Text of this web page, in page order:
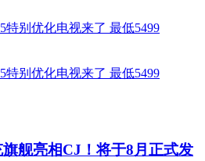
舰亮相CJ！将于8月正式发